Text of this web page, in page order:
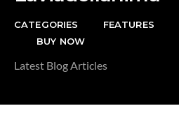
CATEGORIES FEATURES
BUY NOW
Latest Blog Articles